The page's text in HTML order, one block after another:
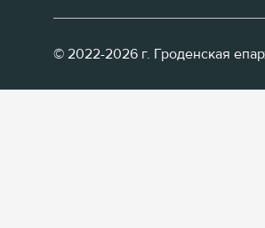
© 2022-2026 г. Гроденская